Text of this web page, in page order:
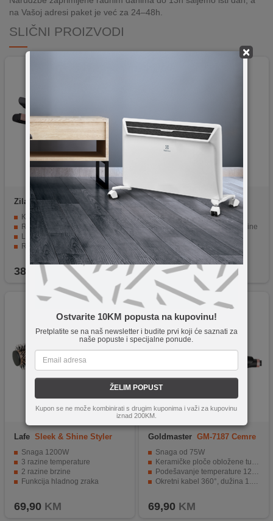
×
Ostvarite 10KM popusta na kupovinu!
Pretplatite se na naš newsletter i budite prvi koji će saznati za
naše popuste i specijalne ponude.
ŽELIM POPUST
Kupon se ne može kombinirati s drugim kuponima i važi za kupovinu
iznad 200KM.
na Vašoj adresi paket je već za 24–48h.
SLIČNI PROIZVODI
Zilan ZLN9808
Keramičke ploče za ravnomjerno zagrijavanje i glatko klizanje
Regulisanje temperature do 220 °C — prilagođeno raznim tipovima kose
LED prikaz i funkcija zaključavanja za sigurnost
Rotirajući kabl za praktično korištenje
Dobar omjer cijene i funkcionalnosti
38,90KM
Dyson
Airwrap Origin B.
Nickel/B. Copper
Brže i lakše oblikovanje
Sprječava oštećenja od topline
Coanda protok zraka
Hladan zrak
MyDyson™ aplikacija
789,90KM
Lafe Sleek & Shine Styler
Snaga 1200W
3 razine temperature
2 razine brzine
Funkcija hladnog zraka
69,90 KM
Goldmaster GM-7187 Cemre
Snaga od 75W
Keramičke ploče obložene turmalinom
Podešavanje temperature 120° - 210°
Okretni kabel 360°, dužina 1.8 met.
69,90 KM